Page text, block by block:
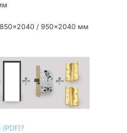
/ 950×2040 мм